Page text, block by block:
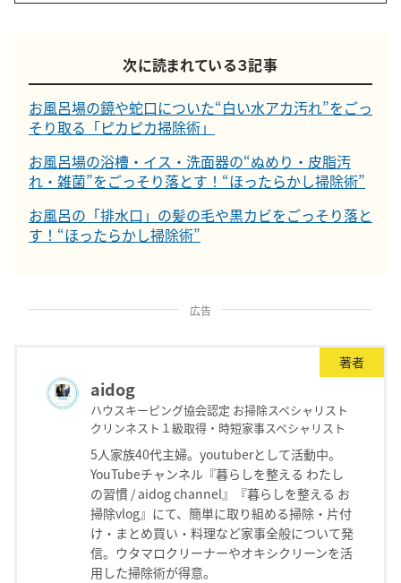
次に読まれている３記事
お風呂場の鏡や蛇口についた“白い水アカ汚れ”をごっ
そり取る「ピカピカ掃除術」
お風呂場の浴槽・イス・洗面器の“ぬめり・皮脂汚
れ・雑菌”をごっそり落とす！“ほったらかし掃除術”
お風呂の「排水口」の髪の毛や黒カビをごっそり落と
す！“ほったらかし掃除術”
広告
著者
aidog
ハウスキーピング協会認定 お掃除スペシャリスト
クリンネスト１級取得・時短家事スペシャリスト
5人家族40代主婦。youtuberとして活動中。
YouTubeチャンネル『暮らしを整える わたし
の習慣 / aidog channel』『暮らしを整える お
掃除vlog』にて、簡単に取り組める掃除・片付
け・まとめ買い・料理など家事全般について発
信。ウタマロクリーナーやオキシクリーンを活
用した掃除術が得意。